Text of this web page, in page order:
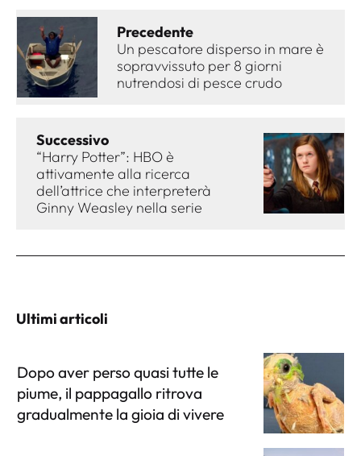
Precedente
Un pescatore disperso in mare è
sopravvissuto per 8 giorni
nutrendosi di pesce crudo
Successivo
“Harry Potter”: HBO è
attivamente alla ricerca
dell’attrice che interpreterà
Ginny Weasley nella serie
Ultimi articoli
Dopo aver perso quasi tutte le
piume, il pappagallo ritrova
gradualmente la gioia di vivere